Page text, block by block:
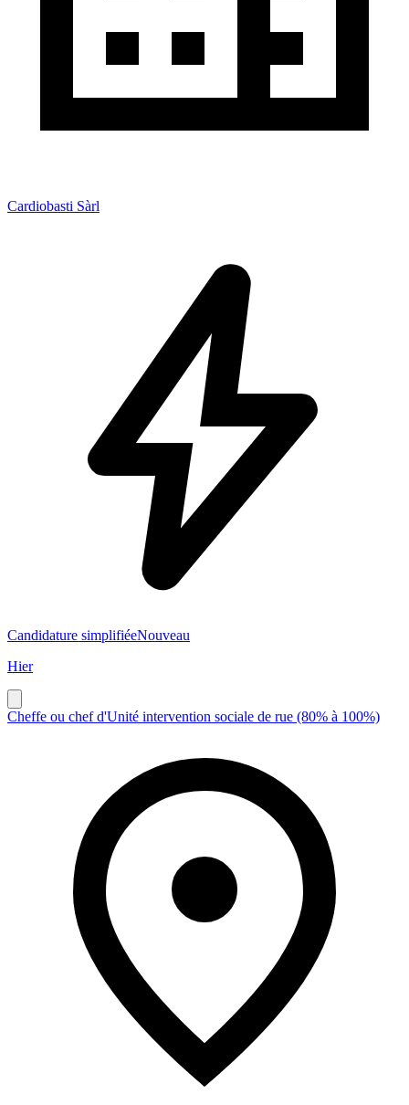
Cardiobasti Sàrl
Candidature simplifiéeNouveau
Hier
Cheffe ou chef d'Unité intervention sociale de rue (80% à 100%)